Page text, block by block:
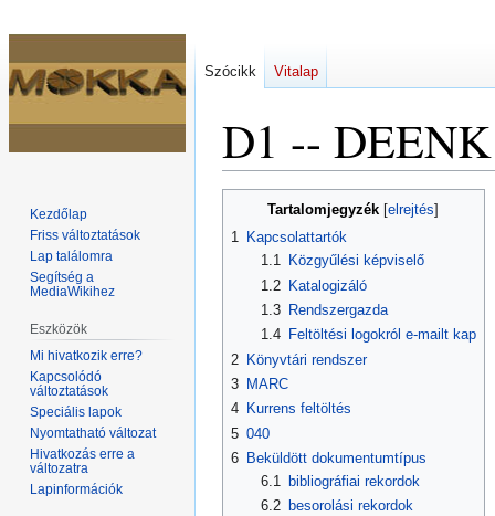
D1 -- DEENK
navigációhoz
kereséshez
Tartalomjegyzék
1 Kapcsolattartók
1.1
Közgyűlési képviselő
1.2
Katalogizáló
1.3
Rendszergazda
1.4
Feltöltési logokról e-mailt kap
2 Könyvtári rendszer
3 MARC
4 Kurrens feltöltés
5 040
6 Beküldött dokumentumtípus
6.1
bibliográfiai rekordok
6.2
besorolási rekordok
Szócikk Vitalap
Kezdőlap
Friss változtatások
Lap találomra
Segítség a
MediaWikihez
Eszközök
Mi hivatkozik erre?
Kapcsolódó
változtatások
Speciális lapok
Nyomtatható változat
Hivatkozás erre a
változatra
Lapinformációk